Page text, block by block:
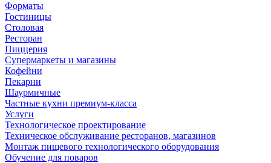
Форматы
Гостиницы
Столовая
Ресторан
Пиццерия
Супермаркеты и магазины
Кофейни
Пекарни
Шаурмичные
Частные кухни премиум-класса
Услуги
Технологическое проектирование
Техническое обслуживание ресторанов, магазинов
Монтаж пищевого технологического оборудования
Обучение для поваров